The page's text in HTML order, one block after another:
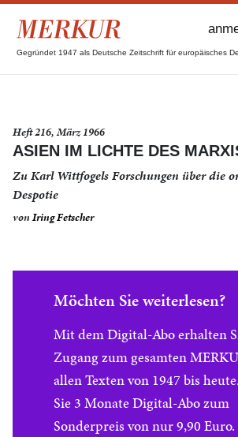
Gegründet 1947 als Deutsche Zeitschrift für europäisches
Heft 216, März 1966
ASIEN IM LICHTE DES
Zu Karl Wittfogels Forschungen über die
Despotie
vonIring Fetscher
Möchten Sie weiterlesen?
Mit dem Digital-Abo erhalten
Zugang zum gesamten
allen Texten von 1947 bis
Sie 3 Monate Digital-Abo zum
Sonderpreis von nur 9,90 Euro.